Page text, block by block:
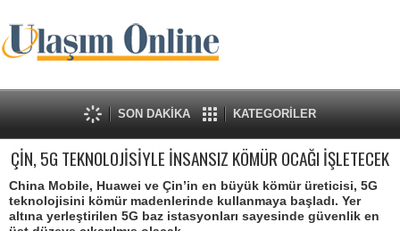
SON DAKİKA KATEGORİLER
ÇİN, 5G TEKNOLOJİSİYLE İNSANSIZ KÖMÜR OCAĞI İŞLETECEK
China Mobile, Huawei ve Çin’in en büyük kömür üreticisi, 5G
teknolojisini kömür madenlerinde kullanmaya başladı. Yer
altına yerleştirilen 5G baz istasyonları sayesinde güvenlik en